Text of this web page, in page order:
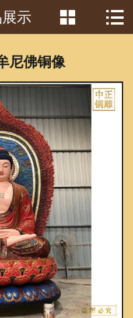
首页
客户见证
常识问答
新闻资讯
荣誉资质
泥塑鉴赏
联系我们
示  
尼佛铜像